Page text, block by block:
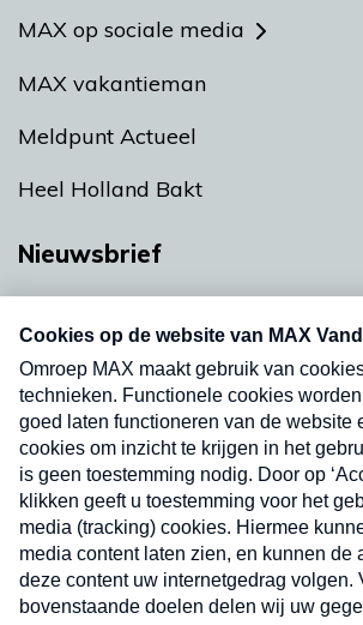
MAX op sociale media
MAX vakantieman
Meldpunt Actueel
Heel Holland Bakt
Nieuwsbrief
nieuwsbrief. Elke vrijdag- en
uw mailbox.